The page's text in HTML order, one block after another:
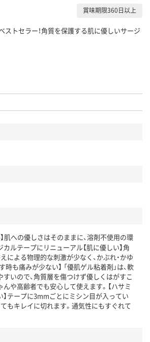
賞味期限360日以上
ストセラー！角質を保護する肌に優しいサージ
肌への優しさはそのままに、溶剤不使用の環
ルテープにリニューアル【肌に優しい】角
による物理的な刺激が少なく、かぶれ・かゆ
時も痛みが少ない】 「優肌ゲル粘着剤」は、軟
いので、角質層を傷つけず優しくはがすこ
んや高齢者でも安心して使えます。【ハサミ
テープに3mmごとにミシン目が入ってい
もキレイに切れます。通気性にもすぐれて